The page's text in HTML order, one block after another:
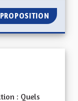
: Quels